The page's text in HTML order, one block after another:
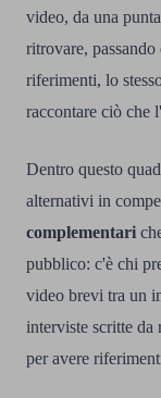
video, da una
ritrovare,
riferimenti, lo
raccontare ciò che
Dentro questo
alternativi in
complementari
pubblico: c'è chi
video brevi tra un
interviste scritte da
per avere